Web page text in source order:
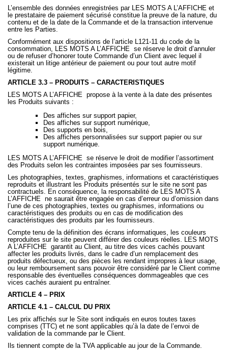
L’ensemble des données enregistrées par LES MOTS A L’AFFICHE et
le prestataire de paiement sécurisé constitue la preuve de la nature, du
contenu et de la date de la Commande et de la transaction intervenue
entre les Parties.
Conformément aux dispositions de l’article L121-11 du code de la
consommation, LES MOTS A L’AFFICHE se réserve le droit d’annuler
ou de refuser d’honorer toute Commande d’un Client avec lequel il
existerait un litige antérieur de paiement ou pour tout autre motif
légitime.
ARTICLE 3.3 – PRODUITS – CARACTERISTIQUES
LES MOTS A L’AFFICHE propose à la vente à la date des présentes
les Produits suivants :
Des affiches sur support papier,
Des affiches sur support numérique,
Des supports en bois,
Des affiches personnalisées sur support papier ou sur
support numérique.
LES MOTS A L’AFFICHE se réserve le droit de modifier l’assortiment
des Produits selon les contraintes imposées par ses fournisseurs.
Les photographies, textes, graphismes, informations et caractéristiques
reproduits et illustrant les Produits présentés sur le site ne sont pas
contractuels. En conséquence, la responsabilité de LES MOTS A
L’AFFICHE ne saurait être engagée en cas d’erreur ou d’omission dans
l’une de ces photographies, textes ou graphismes, informations ou
caractéristiques des produits ou en cas de modification des
caractéristiques des produits par les fournisseurs.
Compte tenu de la définition des écrans informatiques, les couleurs
reproduites sur le site peuvent différer des couleurs réelles. LES MOTS
A L’AFFICHE garantit au Client, au titre des vices cachés pouvant
affecter les produits livrés, dans le cadre d’un remplacement des
produits défectueux, ou des pièces les rendant impropres à leur usage,
ou leur remboursement sans pouvoir être considéré par le Client comme
responsable des éventuelles conséquences dommageables que ces
vices cachés auraient pu entraîner.
ARTICLE 4 – PRIX
ARTICLE 4.1 – CALCUL DU PRIX
Les prix affichés sur le Site sont indiqués en euros toutes taxes
comprises (TTC) et ne sont applicables qu’à la date de l’envoi de
validation de la commande par le Client.
Ils tiennent compte de la TVA applicable au jour de la Commande.